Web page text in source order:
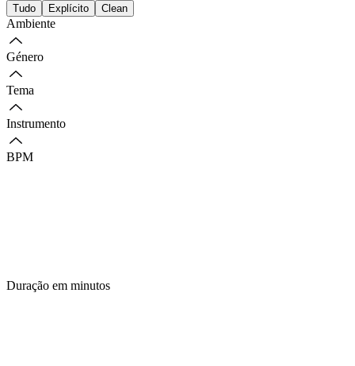
Tudo Explícito Clean
Ambiente
Género
Tema
Instrumento
BPM
Duração em minutos